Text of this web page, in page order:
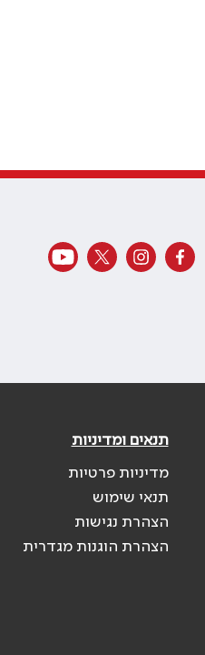
תנאים ומדיניות
מדיניות פרטיות
תנאי שימוש
הצהרת נגישות
הצהרת הוגנות מגדרית